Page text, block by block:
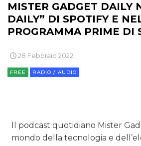
RADIO / AUDIO
DATI
RICERCHE
MISTER GADGET DAILY
DAILY” DI SPOTIFY E
PROGRAMMA PRIME DI
28 Febbraio 2022
FREE RADIO / AUDIO
Il podcast quotidiano Mister
mondo della tecnologia e